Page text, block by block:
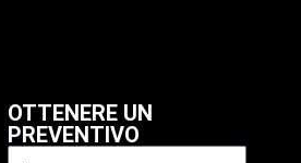
OTTENERE UN
PREVENTIVO